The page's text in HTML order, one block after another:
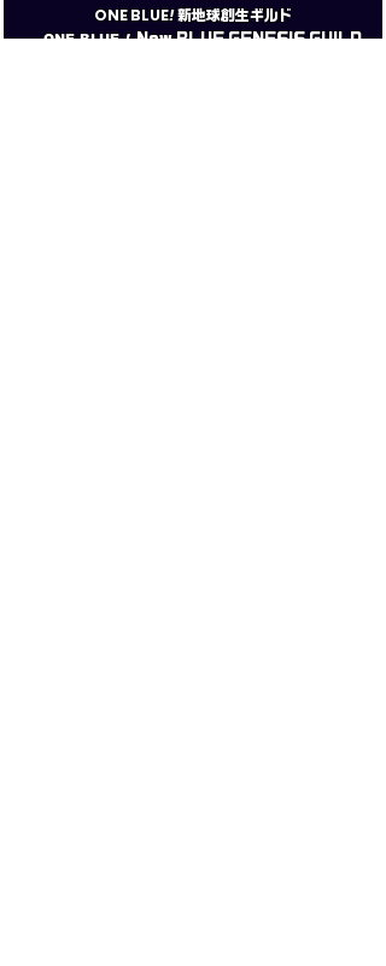
​ONE BLUE! 新地球創生ギルド
ONE BLUE! New BLUE GENESIS GUILD